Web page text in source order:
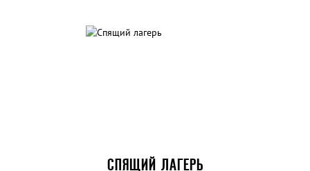
СПЯЩИЙ ЛАГЕРЬ